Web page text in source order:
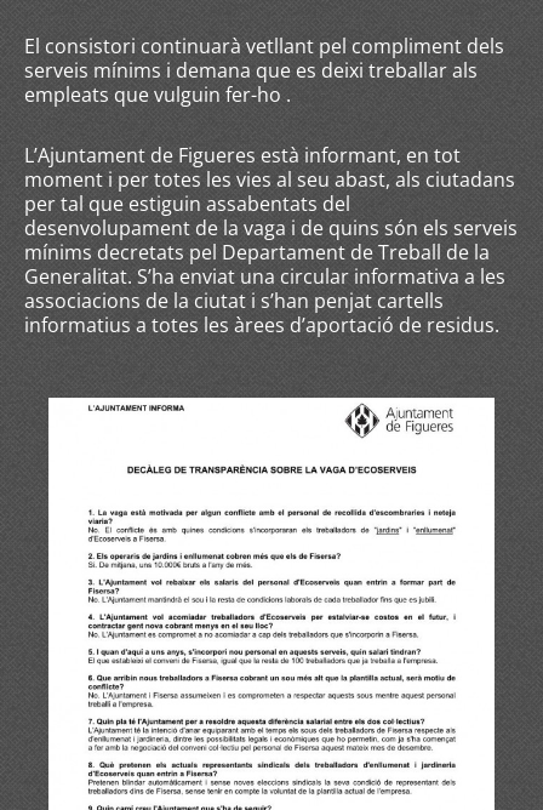
El consistori continuarà vetllant pel compliment dels
serveis mínims i demana que es deixi treballar als
empleats que vulguin fer-ho .
L’Ajuntament de Figueres està informant, en tot
moment i per totes les vies al seu abast, als ciutadans
per tal que estiguin assabentats del
desenvolupament de la vaga i de quins són els serveis
mínims decretats pel Departament de Treball de la
Generalitat. S’ha enviat una circular informativa a les
associacions de la ciutat i s’han penjat cartells
informatius a totes les àrees d’aportació de residus.